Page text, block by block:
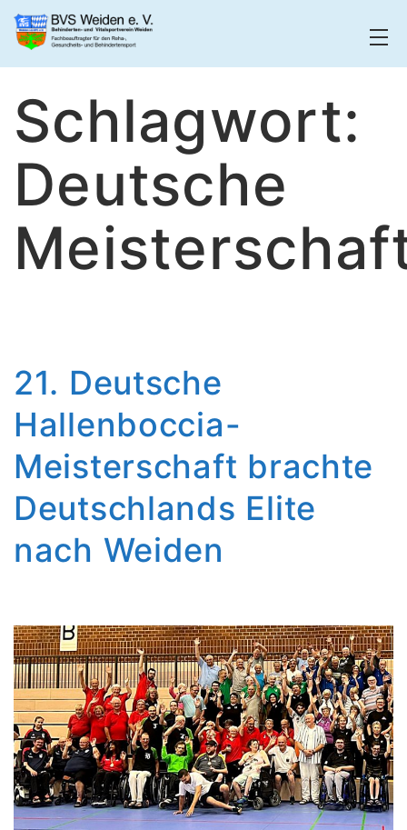
Zum
Inhalt
springen
Weiden
Schlagwort:
Deutsche
21. Deutsche
Hallenboccia-
Meisterschaft brachte
Deutschlands Elite
nach Weiden